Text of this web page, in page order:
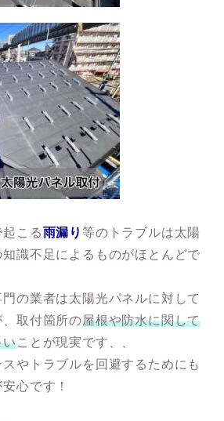
こる雨漏り 等のトラブルは太陽
識不足によるものがほとんどで
の業者は太陽光パネルに対して
取付箇所の屋根や防水に関して
いことが現実です、、
やトラブルを回避するためにも
心です！